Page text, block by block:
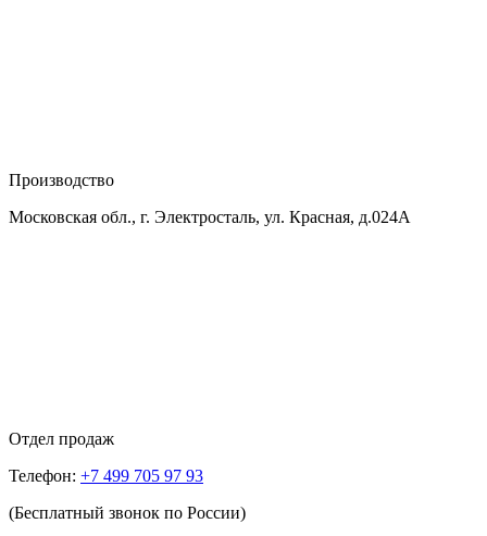
Производство
Московская обл., г. Электросталь, ул. Красная, д.024А
Отдел продаж
Телефон: +7 499 705 97 93
(Бесплатный звонок по России)